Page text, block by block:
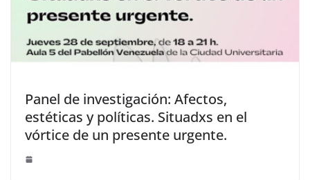
Panel de investigación: Afectos,
estéticas y políticas. Situadxs en el
vórtice de un presente urgente.